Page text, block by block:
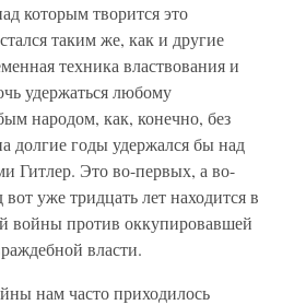
которым творится это
таким же, как и другие
техника властвования и
удержаться любому
народом, как, конечно, без
долгие годы удержался бы над
Гитлер. Это во-первых, а во-
уже тридцать лет находится в
войны против оккупировавшей
власти.
нам часто приходилось